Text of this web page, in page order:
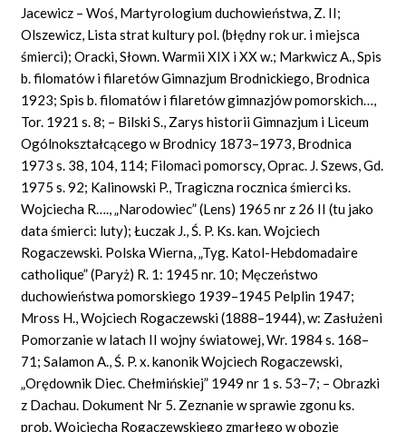
Jacewicz – Woś, Martyrologium duchowieństwa, Z. II;
Olszewicz, Lista strat kultury pol. (błędny rok ur. i miejsca
śmierci); Oracki, Słown. Warmii XIX i XX w.; Markwicz A., Spis
b. filomatów i filaretów Gimnazjum Brodnickiego, Brodnica
1923; Spis b. filomatów i filaretów gimnazjów pomorskich…,
Tor. 1921 s. 8; – Bilski S., Zarys historii Gimnazjum i Liceum
Ogólnokształcącego w Brodnicy 1873–1973, Brodnica
1973 s. 38, 104, 114; Filomaci pomorscy, Oprac. J. Szews, Gd.
1975 s. 92; Kalinowski P., Tragiczna rocznica śmierci ks.
Wojciecha R…., „Narodowiec” (Lens) 1965 nr z 26 II (tu jako
data śmierci: luty); Łuczak J., Ś. P. Ks. kan. Wojciech
Rogaczewski. Polska Wierna, „Tyg. Katol-Hebdomadaire
catholique”(Paryż) R. 1: 1945 nr. 10; Męczeństwo
duchowieństwa pomorskiego 1939–1945 Pelplin 1947;
Mross H., Wojciech Rogaczewski (1888–1944), w: Zasłużeni
Pomorzanie w latach II wojny światowej, Wr. 1984 s. 168–
71; Salamon A., Ś. P. x. kanonik Wojciech Rogaczewski,
„Orędownik Diec. Chełmińskiej” 1949 nr 1 s. 53–7; – Obrazki
z Dachau. Dokument Nr 5. Zeznanie w sprawie zgonu ks.
prob. Wojciecha Rogaczewskiego zmarłego w obozie